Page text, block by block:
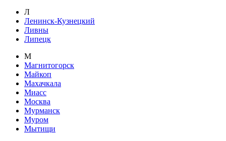
Л
Ленинск-Кузнецкий
Ливны
Липецк
М
Магнитогорск
Майкоп
Махачкала
Миасс
Москва
Мурманск
Муром
Мытищи